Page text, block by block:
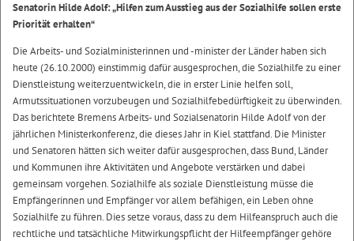
Senatorin Hilde Adolf: „Hilfen zum Ausstieg aus der Sozialhilfe sollen erste
Priorität erhalten“
Die Arbeits- und Sozialministerinnen und -minister der Länder haben sich
heute (26.10.2000) einstimmig dafür ausgesprochen, die Sozialhilfe zu einer
Dienstleistung weiterzuentwickeln, die in erster Linie helfen soll,
Armutssituationen vorzubeugen und Sozialhilfebedürftigkeit zu überwinden.
Das berichtete Bremens Arbeits- und Sozialsenatorin Hilde Adolf von der
jährlichen Ministerkonferenz, die dieses Jahr in Kiel stattfand. Die Minister
und Senatoren hätten sich weiter dafür ausgesprochen, dass Bund, Länder
und Kommunen ihre Aktivitäten und Angebote verstärken und dabei
gemeinsam vorgehen. Sozialhilfe als soziale Dienstleistung müsse die
Empfängerinnen und Empfänger vor allem befähigen, ein Leben ohne
Sozialhilfe zu führen. Dies setze voraus, dass zu dem Hilfeanspruch auch die
rechtliche und tatsächliche Mitwirkungspflicht der Hilfeempfänger gehöre